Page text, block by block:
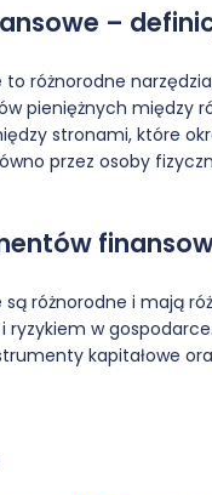
–
różnorodne
pieniężnych między
stronami, które
przez osoby
różnorodne i mają
ryzykiem w
kapitałowe